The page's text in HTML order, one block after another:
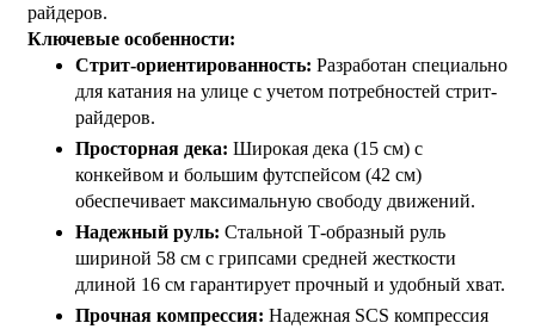
райдеров.
Ключевые особенности:
Стрит-ориентированность: Разработан специально
для катания на улице с учетом потребностей стрит-
райдеров.
Просторная дека: Широкая дека (15 см) с
конкейвом и большим футспейсом (42 см)
обеспечивает максимальную свободу движений.
Надежный руль: Стальной Т-образный руль
шириной 58 см с грипсами средней жесткости
длиной 16 см гарантирует прочный и удобный хват.
Прочная компрессия: Надежная SCS компрессия